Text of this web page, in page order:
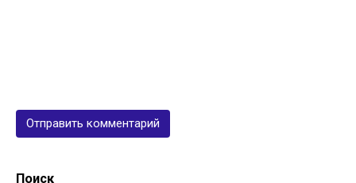
Поиск